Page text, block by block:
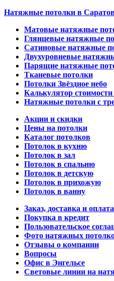
Натяжные потолки в
Матовые натяжные
Глянцевые натяжные
Сатиновые натяжные
Двухуровневые
Парящие натяжные
Тканевые потолки
Потолки Звёздное небо
Калькулятор
Натяжные потолки с
Акции и скидки
Цены на потолки
Каталог потолков
Потолок в кухню
Потолок в зал
Потолок в спальню
Потолок в детскую
Потолок в прихожую
Потолок в ванну
Заказ, доставка и оплата
Покупка в кредит
Пользовательское
Фото натяжных
Отзывы о компании
Вопросы
Офис в Энгельсе
Световые линии на